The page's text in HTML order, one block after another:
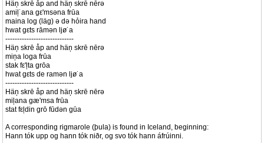
Häņ skrē åp and häņ skrē nērə
amiļ˙ana gε'msəna frūa
maina log (läg) ə də hỏira hand
hwat gεts rāmən ljø˙a
-----------------------------
Häņ skrē åp and häņ skrē nērə
miņa loga frūa
stak fε'ļta grōa
hwat gεts de ramən ljø˙a
-----------------------------
Häņ skrē åp and häņ skrē nērə
miļana gæ'msa frūa
stat fεļdin grō fūdən gūa
A corresponding rigmarole (þula) is found in Iceland, beginning:
Hann tók upp og hann tók niðr, og svo tók hann áfrúinni.